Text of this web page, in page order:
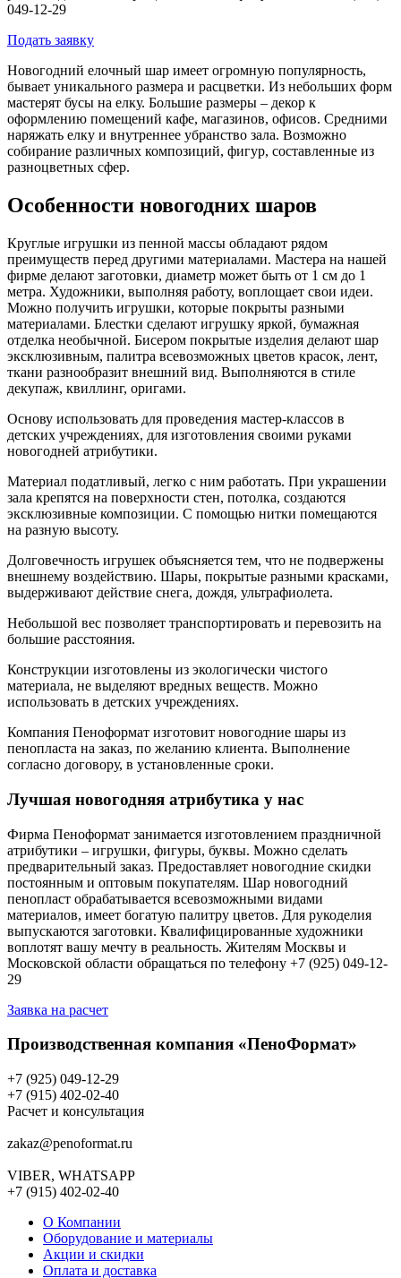
049-12-29
Подать заявку
Новогодний елочный шар имеет огромную популярность,
бывает уникального размера и расцветки. Из небольших форм
мастерят бусы на елку. Большие размеры – декор к
оформлению помещений кафе, магазинов, офисов. Средними
наряжать елку и внутреннее убранство зала. Возможно
собирание различных композиций, фигур, составленные из
разноцветных сфер.
Особенности новогодних шаров
Круглые игрушки из пенной массы обладают рядом
преимуществ перед другими материалами. Мастера на нашей
фирме делают заготовки, диаметр может быть от 1 см до 1
метра. Художники, выполняя работу, воплощает свои идеи.
Можно получить игрушки, которые покрыты разными
материалами. Блестки сделают игрушку яркой, бумажная
отделка необычной. Бисером покрытые изделия делают шар
эксклюзивным, палитра всевозможных цветов красок, лент,
ткани разнообразит внешний вид. Выполняются в стиле
декупаж, квиллинг, оригами.
Основу использовать для проведения мастер-классов в
детских учреждениях, для изготовления своими руками
новогодней атрибутики.
Материал податливый, легко с ним работать. При украшении
зала крепятся на поверхности стен, потолка, создаются
эксклюзивные композиции. С помощью нитки помещаются
на разную высоту.
Долговечность игрушек объясняется тем, что не подвержены
внешнему воздействию. Шары, покрытые разными красками,
выдерживают действие снега, дождя, ультрафиолета.
Небольшой вес позволяет транспортировать и перевозить на
большие расстояния.
Конструкции изготовлены из экологически чистого
материала, не выделяют вредных веществ. Можно
использовать в детских учреждениях.
Компания Пеноформат изготовит новогодние шары из
пенопласта на заказ, по желанию клиента. Выполнение
согласно договору, в установленные сроки.
Лучшая новогодняя атрибутика у нас
Фирма Пеноформат занимается изготовлением праздничной
атрибутики – игрушки, фигуры, буквы. Можно сделать
предварительный заказ. Предоставляет новогодние скидки
постоянным и оптовым покупателям. Шар новогодний
пенопласт обрабатывается всевозможными видами
материалов, имеет богатую палитру цветов. Для рукоделия
выпускаются заготовки. Квалифицированные художники
воплотят вашу мечту в реальность. Жителям Москвы и
Московской области обращаться по телефону +7 (925) 049-12-
29
Заявка на расчет
Производственная компания «ПеноФормат»
+7 (925) 049-12-29
+7 (915) 402-02-40
Расчет и консультация
zakaz@penoformat.ru
VIBER, WHATSAPP
+7 (915) 402-02-40
О Компании
Оборудование и материалы
Акции и скидки
Оплата и доставка